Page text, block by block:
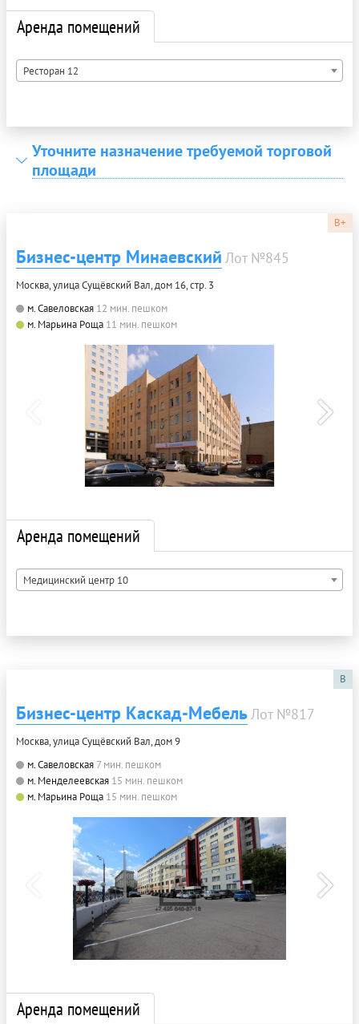
Аренда помещений
Ресторан 12
Уточните назначение требуемой торговой
площади
B+
Бизнес-центр Минаевский Лот №845
Москва, улица Сущёвский Вал, дом 16, стр. 3
м. Савеловская 12 мин. пешком
м. Марьина Роща 11 мин. пешком
Аренда помещений
Медицинский центр 10
B
Бизнес-центр Каскад-МебельЛот №817
Москва, улица Сущёвский Вал, дом 9
м. Савеловская 7 мин. пешком
м. Менделеевская 15 мин. пешком
м. Марьина Роща 15 мин. пешком
Аренда помещений